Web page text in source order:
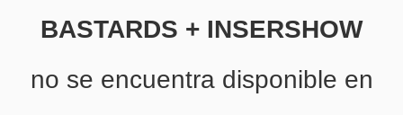
BASTARDS + INSERSHOW
no se encuentra disponible en